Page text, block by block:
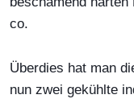
co.
Überdies hat man
nun zwei gekühlte